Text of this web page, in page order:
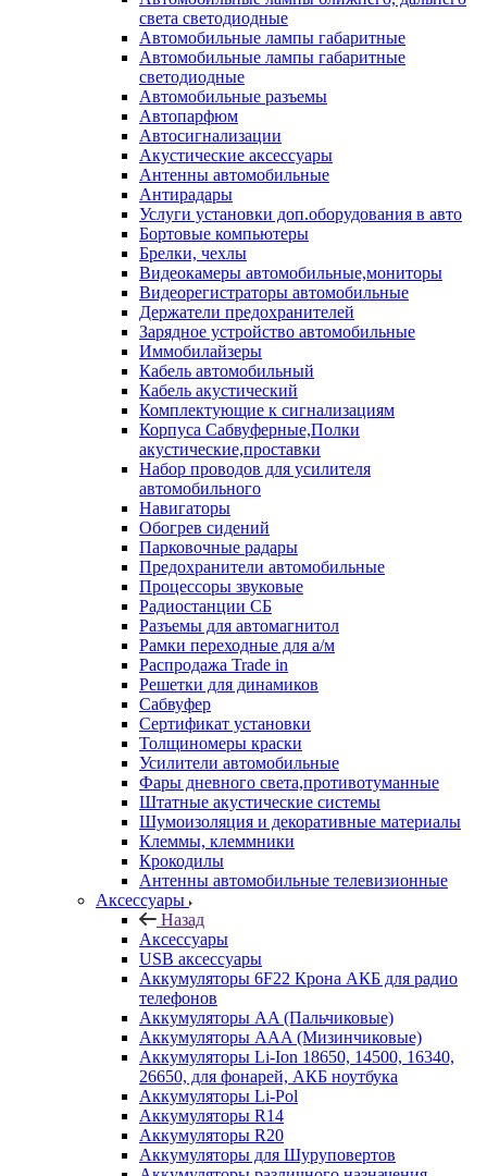
света светодиодные
Автомобильные лампы габаритные
Автомобильные лампы габаритные
светодиодные
Автомобильные разъемы
Автопарфюм
Автосигнализации
Акустические аксессуары
Антенны автомобильные
Антирадары
Услуги установки доп.оборудования в авто
Бортовые компьютеры
Брелки, чехлы
Видеокамеры автомобильные,мониторы
Видеорегистраторы автомобильные
Держатели предохранителей
Зарядное устройство автомобильные
Иммобилайзеры
Кабель автомобильный
Кабель акустический
Комплектующие к сигнализациям
Корпуса Сабвуферные,Полки
акустические,проставки
Набор проводов для усилителя
автомобильного
Навигаторы
Обогрев сидений
Парковочные радары
Предохранители автомобильные
Процессоры звуковые
Радиостанции СБ
Разъемы для автомагнитол
Рамки переходные для а/м
Распродажа Trade in
Решетки для динамиков
Сабвуфер
Сертификат установки
Толщиномеры краски
Усилители автомобильные
Фары дневного света,противотуманные
Штатные акустические системы
Шумоизоляция и декоративные материалы
Клеммы, клеммники
Крокодилы
Антенны автомобильные телевизионные
Аксессуары
Назад
Аксессуары
USB аксессуары
Аккумуляторы 6F22 Крона АКБ для радио
телефонов
Аккумуляторы AA (Пальчиковые)
Аккумуляторы AAA (Мизинчиковые)
Аккумуляторы Li-Ion 18650, 14500, 16340,
26650, для фонарей, АКБ ноутбука
Аккумуляторы Li-Pol
Аккумуляторы R14
Аккумуляторы R20
Аккумуляторы для Шуруповертов